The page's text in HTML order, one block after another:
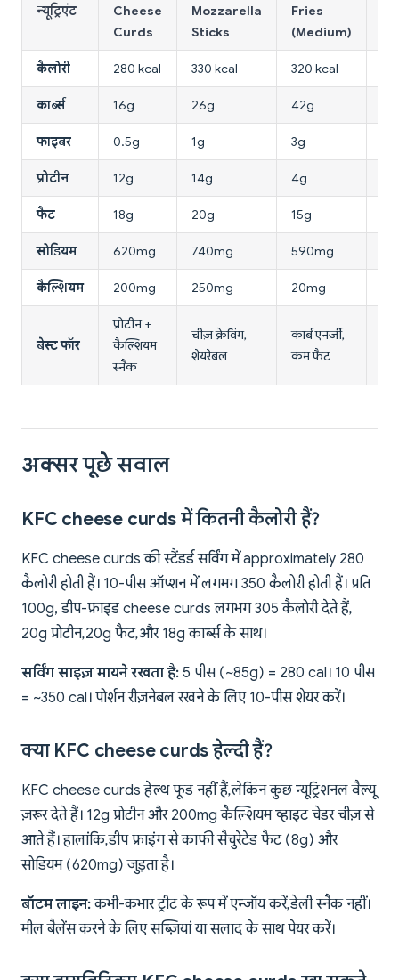
न्यूट्रिएंट
Cheese
Curds
Mozzarella
Sticks
Fries
(Medium)
कैलोरी 280 kcal 330 kcal 320 kcal
कार्ब्स 16g 26g 42g
फाइबर 0.5g 1g 3g
प्रोटीन 12g 14g 4g
फैट 18g 20g 15g
सोडियम 620mg 740mg 590mg
कैल्शियम 200mg 250mg 20mg
बेस्ट फॉर
प्रोटीन +
कैल्शियम
स्नैक
चीज़ क्रेविंग,
शेयरेबल
कार्ब एनर्जी,
कम फैट
अक्सर पूछे सवाल
KFC cheese curds में कितनी कैलोरी हैं?
KFC cheese curds की स्टैंडर्ड सर्विंग में approximately 280
कैलोरी होती हैं। 10-पीस ऑप्शन में लगभग 350 कैलोरी होती हैं। प्रति
100g, डीप-फ्राइड cheese curds लगभग 305 कैलोरी देते हैं,
20g प्रोटीन, 20g फैट, और 18g कार्ब्स के साथ।
सर्विंग साइज़ मायने रखता है: 5 पीस (~85g) = 280 cal। 10 पीस
= ~350 cal। पोर्शन रीज़नेबल रखने के लिए 10-पीस शेयर करें।
क्या KFC cheese curds हेल्दी हैं?
KFC cheese curds हेल्थ फूड नहीं हैं, लेकिन कुछ न्यूट्रिशनल वैल्यू
ज़रूर देते हैं। 12g प्रोटीन और 200mg कैल्शियम व्हाइट चेडर चीज़ से
आते हैं। हालांकि, डीप फ्राइंग से काफी सैचुरेटेड फैट (8g) और
सोडियम (620mg) जुड़ता है।
बॉटम लाइन:कभी-कभार ट्रीट के रूप में एन्जॉय करें, डेली स्नैक नहीं।
मील बैलेंस करने के लिए सब्ज़ियां या सलाद के साथ पेयर करें।